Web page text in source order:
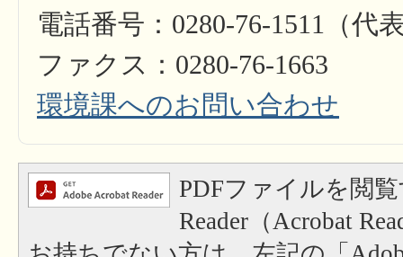
電話番号：0280-76-1511（代
ファクス：0280-76-1663
環境課へのお問い合わせ
PDFファイルを閲
Reader（Acrobat